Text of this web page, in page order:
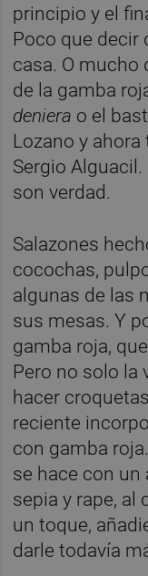
principio y el
Poco que decir
casa. O mucho
de la gamba
deniera o el
Lozano y
Sergio
son verdad.
Salazones
cocochas,
algunas de las
sus mesas. Y
gamba roja,
Pero no solo la
hacer
reciente
con gamba
se hace con un
sepia y rape, al
un toque,
darle todavía